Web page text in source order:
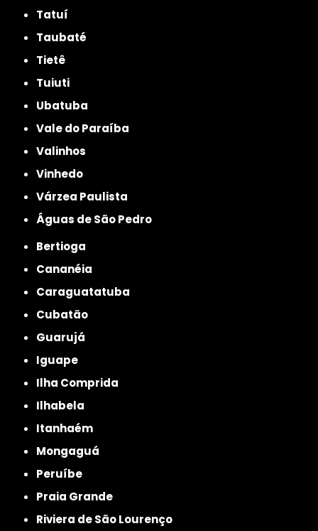
Tatuí
Taubaté
Tietê
Tuiuti
Ubatuba
Vale do Paraíba
Valinhos
Vinhedo
Várzea Paulista
Águas de São Pedro
Bertioga
Cananéia
Caraguatatuba
Cubatão
Guarujá
Iguape
Ilha Comprida
Ilhabela
Itanhaém
Mongaguá
Peruíbe
Praia Grande
Riviera de São Lourenço